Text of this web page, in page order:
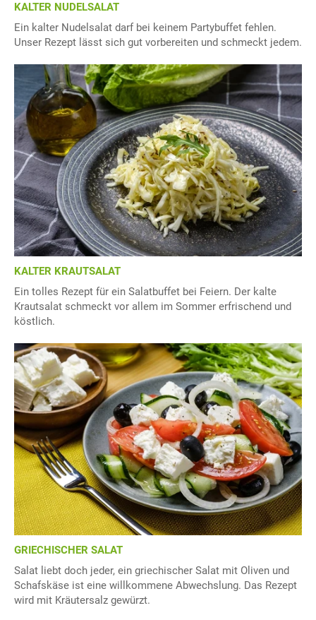
KALTER NUDELSALAT
Ein kalter Nudelsalat darf bei keinem Partybuffet fehlen.
Unser Rezept lässt sich gut vorbereiten und schmeckt jedem.
KALTER KRAUTSALAT
Ein tolles Rezept für ein Salatbuffet bei Feiern. Der kalte
Krautsalat schmeckt vor allem im Sommer erfrischend und
köstlich.
GRIECHISCHER SALAT
Salat liebt doch jeder, ein griechischer Salat mit Oliven und
Schafskäse ist eine willkommene Abwechslung. Das Rezept
wird mit Kräutersalz gewürzt.